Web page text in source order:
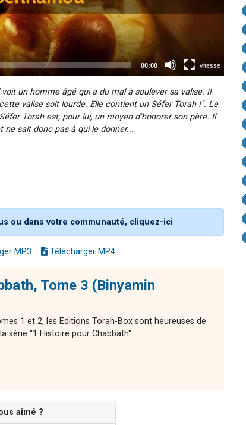
un homme âgé qui a du mal à soulever sa valise. Il
valise soit lourde. Elle contient un Séfer Torah !". Le
Torah est, pour lui, un moyen d'honorer son père. Il
sait donc pas à qui le donner...
ou dans votre communauté, cliquez-ici
MP3 Télécharger MP4
Tome 3 (Binyamin
1 et 2, les Editions Torah-Box sont heureuses de
série "1 Histoire pour Chabbath".
aimé ?